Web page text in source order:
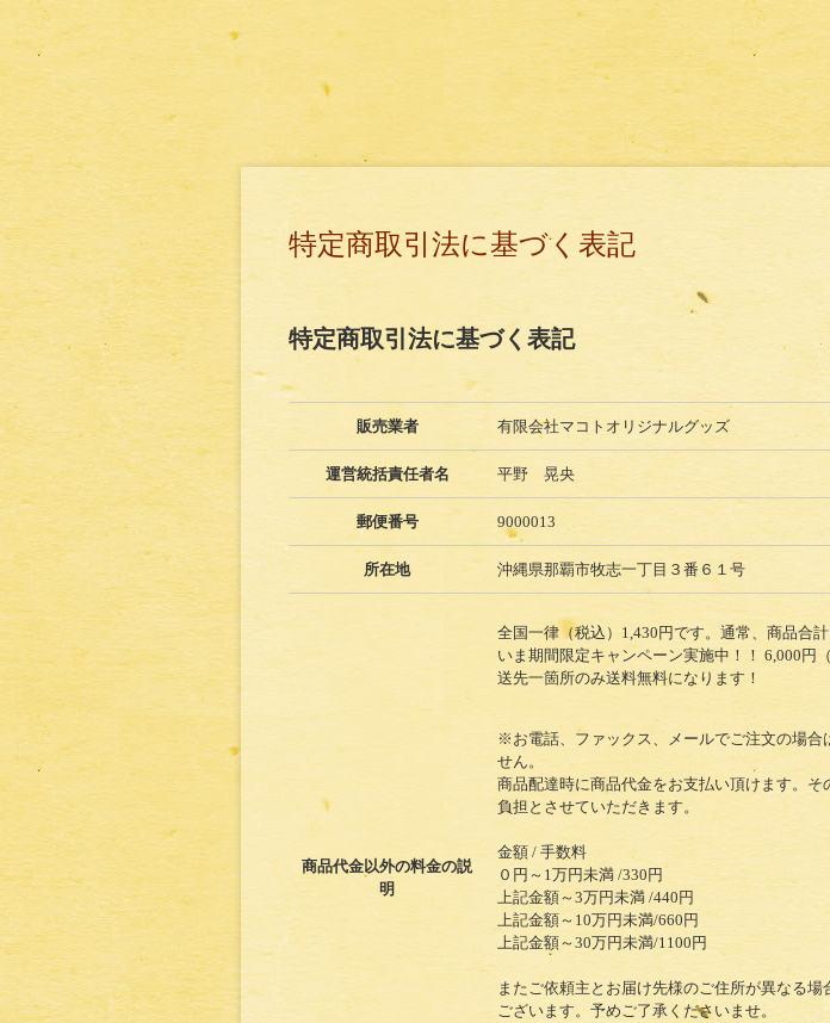
特定商取引法に基づく表記
特定商取引法に基づく表記
販売業者 有限会社マコトオリジナルグッズ
運営統括責任者名 平野 晃央
郵便番号 9000013
所在地 沖縄県那覇市牧志一丁目３番６１号
商品代金以外の料金の説
明
全国一律（税込）1,430円です。通常、商品合
いま期間限定キャンペーン実施中！！ 6,000円
送先一箇所のみ送料無料になります！
※お電話、ファックス、メールでご注文の場合
せん。
商品配達時に商品代金をお支払い頂けます。
負担とさせていただきます。
金額 / 手数料
０円～1万円未満 /330円
上記金額～3万円未満 /440円
上記金額～10万円未満/660円
上記金額～30万円未満/1100円
またご依頼主とお届け先様のご住所が異なる
ございます。予めご了承くださいませ。